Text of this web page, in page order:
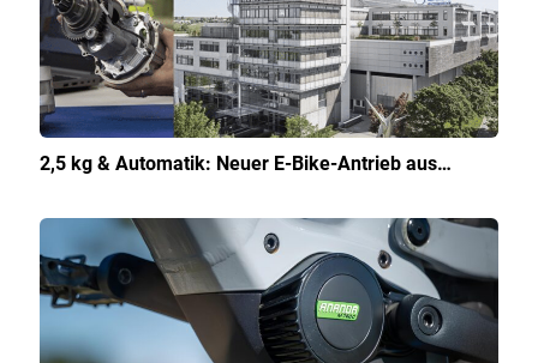
2,5 kg & Automatik: Neuer E-Bike-Antrieb aus…